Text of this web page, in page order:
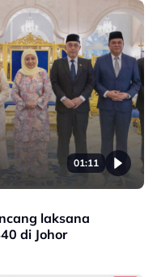
01:11
laksana
di Johor